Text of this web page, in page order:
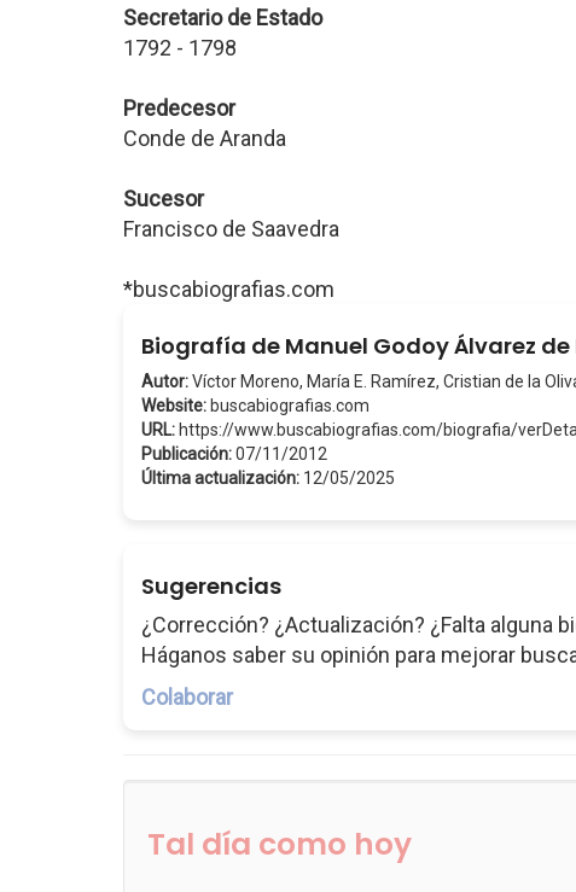
Secretario de Estado
1792 - 1798
Predecesor
Conde de Aranda
Sucesor
Francisco de Saavedra
*buscabiografias.com
Biografía de Manuel Godoy Álvarez de
Autor:Víctor Moreno, María E. Ramírez, Cristian de la
Website: buscabiografias.com
URL: https://www.buscabiografias.com/biografia/
Publicación:07/11/2012
Última actualización: 12/05/2025
Sugerencias
¿Corrección? ¿Actualización? ¿Falta alguna
Háganos saber su opinión para mejorar
Colaborar
Tal día como hoy